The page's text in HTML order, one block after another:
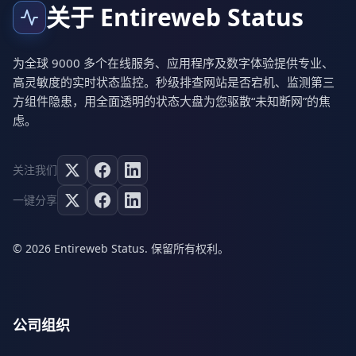
关于 Entireweb Status
为全球 9000 多个在线服务、应用程序及数字体验提供专业、
高灵敏度的实时状态监控。秒级排查网站是否宕机、监测第三
方组件隐患，用全面透明的状态大盘为您驱散“未知断网”的焦
虑。
关注我们
一键分享
© 2026 Entireweb Status. 保留所有权利。
公司组织